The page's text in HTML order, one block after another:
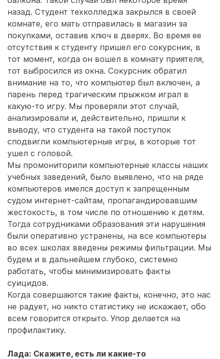
назад. Студент техколледжа закрылся в своей
комнате, его мать отправилась в магазин за
покупками, оставив ключ в дверях. Во время ее
отсутствия к студенту пришел его сокурсник, в
тот момент, когда он вошел в комнату приятеля,
тот выбросился из окна. Сокурсник обратил
внимание на то, что компьютер был включен, а
парень перед трагическим прыжком играл в
какую-то игру. Мы проверяли этот случай,
анализировали и, действительно, пришли к
выводу, что студента на такой поступок
сподвигли компьютерные игры, в которые тот
ушел с головой.
Мы промониторили компьютерные классы наших
учебных заведений, было выявлено, что на ряде
компьютеров имелся доступ к запрещенным
судом интернет-сайтам, пропагандировавшим
жестокость, в том числе по отношению к детям.
Тогда сотрудниками образования эти нарушения
были оперативно устранены, на все компьютеры
во всех школах введены режимы фильтрации. Мы
будем и в дальнейшем глубоко, системно
работать, чтобы минимизировать факты
суицидов.
Когда совершаются такие факты, конечно, это нас
не радует, но никто статистику не искажает, обо
всем говорится открыто. Упор делается на
профилактику.
Лада: Скажите, есть ли какие-то